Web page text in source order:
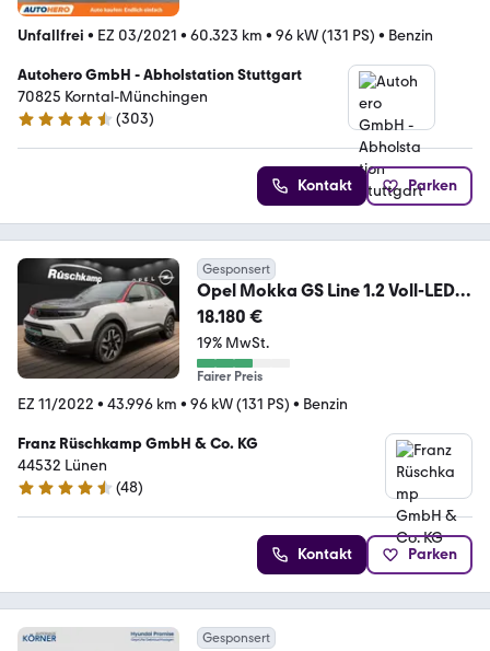
Unfallfrei • EZ 03/2021 • 60.323 km • 96 kW (131 PS) • Benzin
Autohero GmbH - Abholstation Stuttgart
70825 Korntal-Münchingen
4.4 Sterne
(303)
Kontakt Parken
Gesponsert
Opel Mokka GS Line 1.2 Voll-LED
RückKam Winterpaket
18.180 €
19% MwSt.
Fairer Preis
EZ 11/2022 • 43.996 km • 96 kW (131 PS) • Benzin
Franz Rüschkamp GmbH & Co. KG
44532 Lünen
4.6 Sterne
(48)
Kontakt Parken
Gesponsert